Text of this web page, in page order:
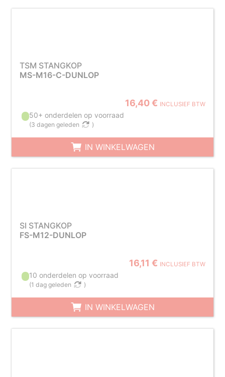
TSM STANGKOP
MS-M16-C-DUNLOP
16,40 € INCLUSIEF BTW
50+ onderdelen op voorraad
(3 dagen geleden )
IN WINKELWAGEN
SI STANGKOP
FS-M12-DUNLOP
16,11 € INCLUSIEF BTW
10 onderdelen op voorraad
(1 dag geleden )
IN WINKELWAGEN